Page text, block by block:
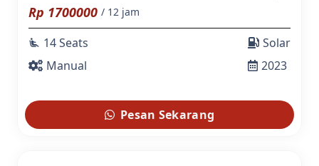
Rp 1700000 / 12 jam
airline_seat_recline_extra 14 Seats
Manual
Solar
2023
Pesan Sekarang